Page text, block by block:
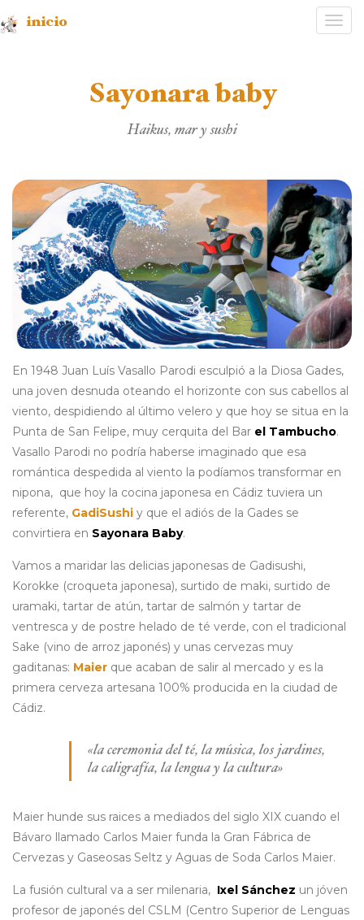
inicio
Sayonara baby
Haikus, mar y sushi
En 1948 Juan Luís Vasallo Parodi esculpió a la Diosa Gades,
una joven desnuda oteando el horizonte con sus cabellos al
viento, despidiendo al último velero y que hoy se situa en la
Punta de San Felipe, muy cerquita del Bar el Tambucho.
Vasallo Parodi no podría haberse imaginado que esa
romántica despedida al viento la podíamos transformar en
nipona, que hoy la cocina japonesa en Cádiz tuviera un
referente, GadiSushi y que el adiós de la Gades se
convirtiera en Sayonara Baby.
Vamos a maridar las delicias japonesas de Gadisushi,
Korokke (croqueta japonesa), surtido de maki, surtido de
uramaki, tartar de atún, tartar de salmón y tartar de
ventresca y de postre helado de té verde, con el tradicional
Sake (vino de arroz japonés) y unas cervezas muy
gaditanas: Maier que acaban de salir al mercado y es la
primera cerveza artesana 100% producida en la ciudad de
Cádiz.
«la ceremonia del té, la música, los jardines,
la caligrafía, la lengua y la cultura»
Maier hunde sus raices a mediados del siglo XIX cuando el
Bávaro llamado Carlos Maier funda la Gran Fábrica de
Cervezas y Gaseosas Seltz y Aguas de Soda Carlos Maier.
La fusión cultural va a ser milenaria, Ixel Sánchez un jóven
profesor de japonés del CSLM (Centro Superior de Lenguas